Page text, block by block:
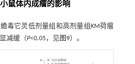
鼠体内成瘤的影响
毒它灵低剂量组和高剂量组KM荷瘤
减缓（P<0.05，见图9）。